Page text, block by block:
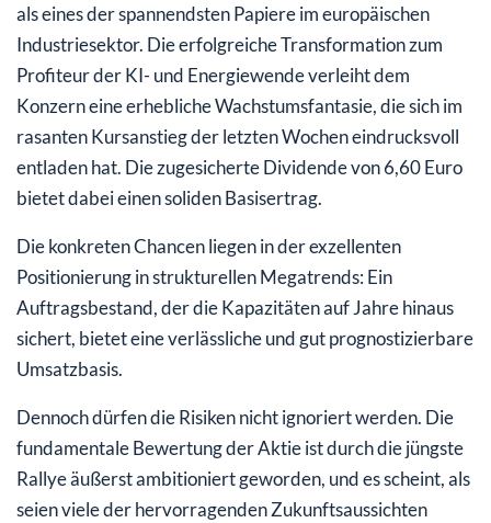
als eines der spannendsten Papiere im europäischen
Industriesektor. Die erfolgreiche Transformation zum
Profiteur der KI- und Energiewende verleiht dem
Konzern eine erhebliche Wachstumsfantasie, die sich im
rasanten Kursanstieg der letzten Wochen eindrucksvoll
entladen hat. Die zugesicherte Dividende von 6,60 Euro
bietet dabei einen soliden Basisertrag.
Die konkreten Chancen liegen in der exzellenten
Positionierung in strukturellen Megatrends: Ein
Auftragsbestand, der die Kapazitäten auf Jahre hinaus
sichert, bietet eine verlässliche und gut prognostizierbare
Umsatzbasis.
Dennoch dürfen die Risiken nicht ignoriert werden. Die
fundamentale Bewertung der Aktie ist durch die jüngste
Rallye äußerst ambitioniert geworden, und es scheint, als
seien viele der hervorragenden Zukunftsaussichten